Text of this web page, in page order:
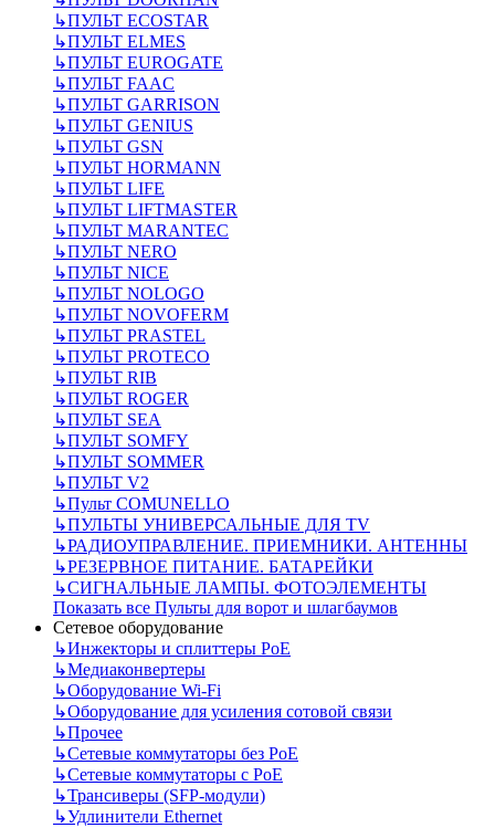
↳ПУЛЬТ ECOSTAR
↳ПУЛЬТ ELMES
↳ПУЛЬТ EUROGATE
↳ПУЛЬТ FAAC
↳ПУЛЬТ GARRISON
↳ПУЛЬТ GENIUS
↳ПУЛЬТ GSN
↳ПУЛЬТ HORMANN
↳ПУЛЬТ LIFE
↳ПУЛЬТ LIFTMASTER
↳ПУЛЬТ MARANTEC
↳ПУЛЬТ NERO
↳ПУЛЬТ NICE
↳ПУЛЬТ NOLOGO
↳ПУЛЬТ NOVOFERM
↳ПУЛЬТ PRASTEL
↳ПУЛЬТ PROTECO
↳ПУЛЬТ RIB
↳ПУЛЬТ ROGER
↳ПУЛЬТ SEA
↳ПУЛЬТ SOMFY
↳ПУЛЬТ SOMMER
↳ПУЛЬТ V2
↳Пульт СOMUNELLO
↳ПУЛЬТЫ УНИВЕРСАЛЬНЫЕ ДЛЯ TV
↳РАДИОУПРАВЛЕНИЕ. ПРИЕМНИКИ. АНТЕННЫ
↳РЕЗЕРВНОЕ ПИТАНИЕ. БАТАРЕЙКИ
↳СИГНАЛЬНЫЕ ЛАМПЫ. ФОТОЭЛЕМЕНТЫ
Показать все Пульты для ворот и шлагбаумов
Сетевое оборудование
↳Инжекторы и сплиттеры РоЕ
↳Медиаконвертеры
↳Оборудование Wi-Fi
↳Оборудование для усиления сотовой связи
↳Прочее
↳Сетевые коммутаторы без РоЕ
↳Сетевые коммутаторы с РоЕ
↳Трансиверы (SFP-модули)
↳Удлинители Ethernet